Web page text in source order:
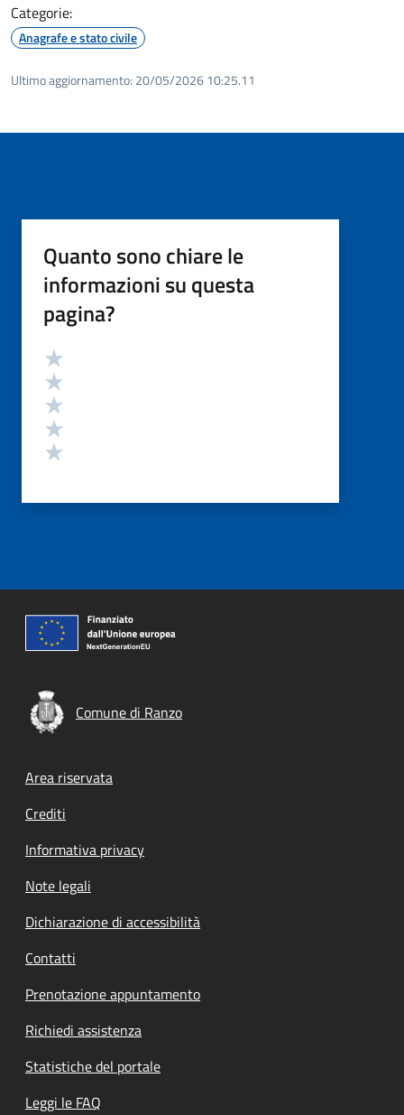
Categorie:
Anagrafe e stato civile
Ultimo aggiornamento: 20/05/2026 10:25.11
Quanto sono chiare le
informazioni su questa
pagina?
Valutazione
Comune di Ranzo
Footer menu
Area riservata
Crediti
Informativa privacy
Note legali
Dichiarazione di accessibilità
Contatti
Prenotazione appuntamento
Richiedi assistenza
Statistiche del portale
Leggi le FAQ